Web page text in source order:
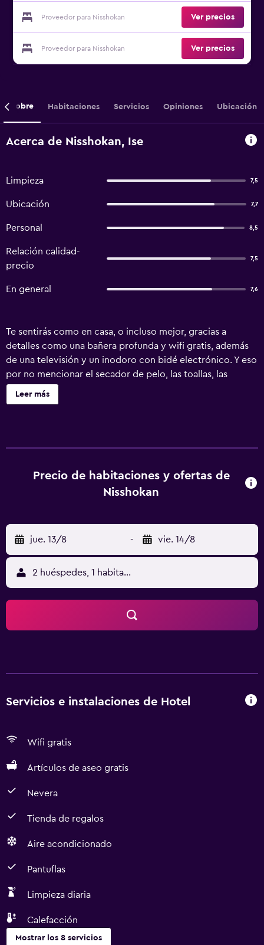
Proveedor para Nisshokan Ver precios
Proveedor para Nisshokan Ver precios
Sobre Habitaciones Servicios Opiniones Ubicación
Acerca de Nisshokan, Ise
Limpieza 7,5
Ubicación 7,7
Personal 8,5
Relación calidad-
precio
7,5
En general 7,6
Te sentirás como en casa, o incluso mejor, gracias a
detalles como una bañera profunda y wifi gratis, además
de una televisión y un inodoro con bidé electrónico. Y eso
por no mencionar el secador de pelo, las toallas, las
zapatillas y la caja fuerte.
Leer más
Precio de habitaciones y ofertas de
Nisshokan
jue. 13/8 - vie. 14/8
2 huéspedes, 1 habitación
Servicios e instalaciones de Hotel
Wifi gratis
Artículos de aseo gratis
Nevera
Tienda de regalos
Aire acondicionado
Pantuflas
Limpieza diaria
Calefacción
Mostrar los 8 servicios